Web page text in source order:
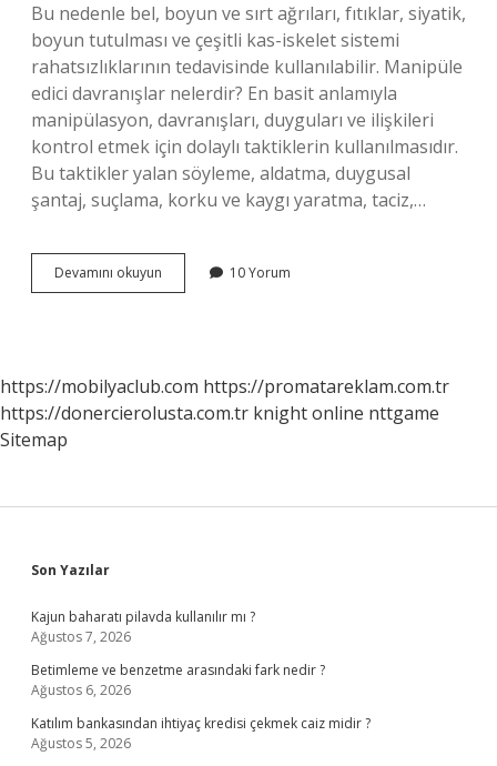
Bu nedenle bel, boyun ve sırt ağrıları, fıtıklar, siyatik,
boyun tutulması ve çeşitli kas-iskelet sistemi
rahatsızlıklarının tedavisinde kullanılabilir. Manipüle
edici davranışlar nelerdir? En basit anlamıyla
manipülasyon, davranışları, duyguları ve ilişkileri
kontrol etmek için dolaylı taktiklerin kullanılmasıdır.
Bu taktikler yalan söyleme, aldatma, duygusal
şantaj, suçlama, korku ve kaygı yaratma, taciz,…
Devamını okuyun Manipülasyonu
Kimler
10 Yorum
https://mobilyaclub.com https://promatareklam.com.tr
https://donercierolusta.com.tr knight online nttgame
Sitemap
Sidebar
Son Yazılar
Kajun baharatı pilavda kullanılır mı ?
Ağustos 7, 2026
Betimleme ve benzetme arasındaki fark nedir ?
Ağustos 6, 2026
Katılım bankasından ihtiyaç kredisi çekmek caiz midir ?
Ağustos 5, 2026